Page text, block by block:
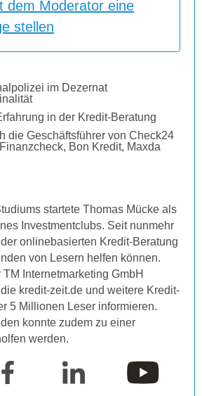
dem Moderator eine
stellen
im Dezernat
in der Kredit-Beratung
die Geschäftsführer von Check24
Bon Kredit, Maxda
startete Thomas Mücke als
Investmentclubs. Seit nunmehr
onlinebasierten Kredit-Beratung
von Lesern helfen können.
Internetmarketing GmbH
kredit-zeit.de und weitere Kredit-
5 Millionen Leser informieren.
konnte zudem zu einer
werden.